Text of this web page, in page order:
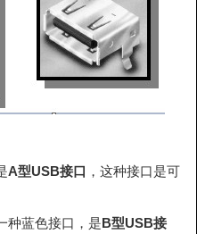
A型USB接口 ，这种接口是可
种蓝色接口，是B型USB接